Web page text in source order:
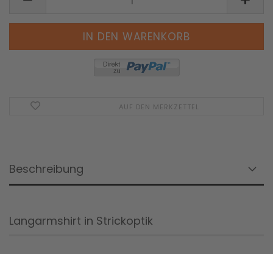
AUF DEN MERKZETTEL
Beschreibung
Langarmshirt in Strickoptik